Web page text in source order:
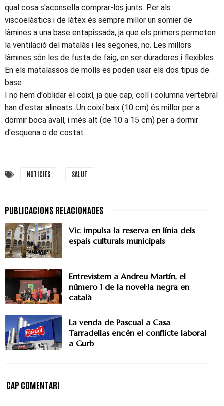
qual cosa s'aconsella comprar-los junts. Per als
viscoelàstics i de làtex és sempre millor un somier de
làmines a una base entapissada, ja que els primers permeten
la ventilació del matalàs i les segones, no. Les millors
làmines són les de fusta de faig, en ser duradores i flexibles.
En els matalassos de molls es poden usar els dos tipus de
base.
I no hem d'oblidar el coixí, ja que cap, coll i columna vertebral
han d'estar alineats. Un coixí baix (10 cm) és millor per a
dormir boca avall, i més alt (de 10 a 15 cm) per a dormir
d'esquena o de costat.
NOTICIES SALUT
Vic impulsa la reserva en línia dels
espais culturals municipals
Entrevistem a Andreu Martín, el
número 1 de la novel·la negra en
català
La venda de Pascual a Casa
Tarradellas encén el conflicte laboral
a Gurb
CAP COMENTARI